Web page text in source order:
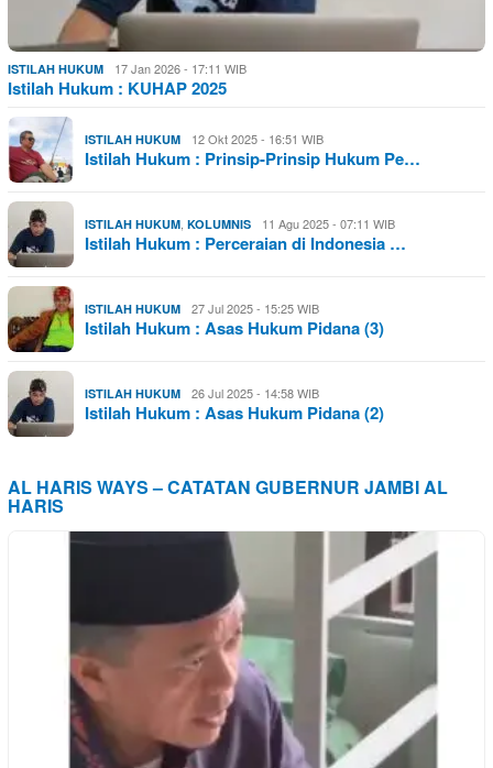
ISTILAH HUKUM 17 Jan 2026 - 17:11 WIB
Istilah Hukum : KUHAP 2025
ISTILAH HUKUM 12 Okt 2025 - 16:51 WIB
Istilah Hukum : Prinsip-Prinsip Hukum Pe…
ISTILAH HUKUM, KOLUMNIS 11 Agu 2025 - 07:11 WIB
Istilah Hukum : Perceraian di Indonesia …
ISTILAH HUKUM 27 Jul 2025 - 15:25 WIB
Istilah Hukum : Asas Hukum Pidana (3)
ISTILAH HUKUM 26 Jul 2025 - 14:58 WIB
Istilah Hukum : Asas Hukum Pidana (2)
AL HARIS WAYS – CATATAN GUBERNUR JAMBI AL
HARIS